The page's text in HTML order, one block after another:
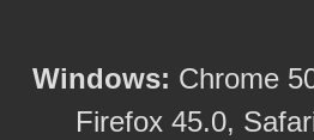
Windows: Chrome
Firefox 45.0,